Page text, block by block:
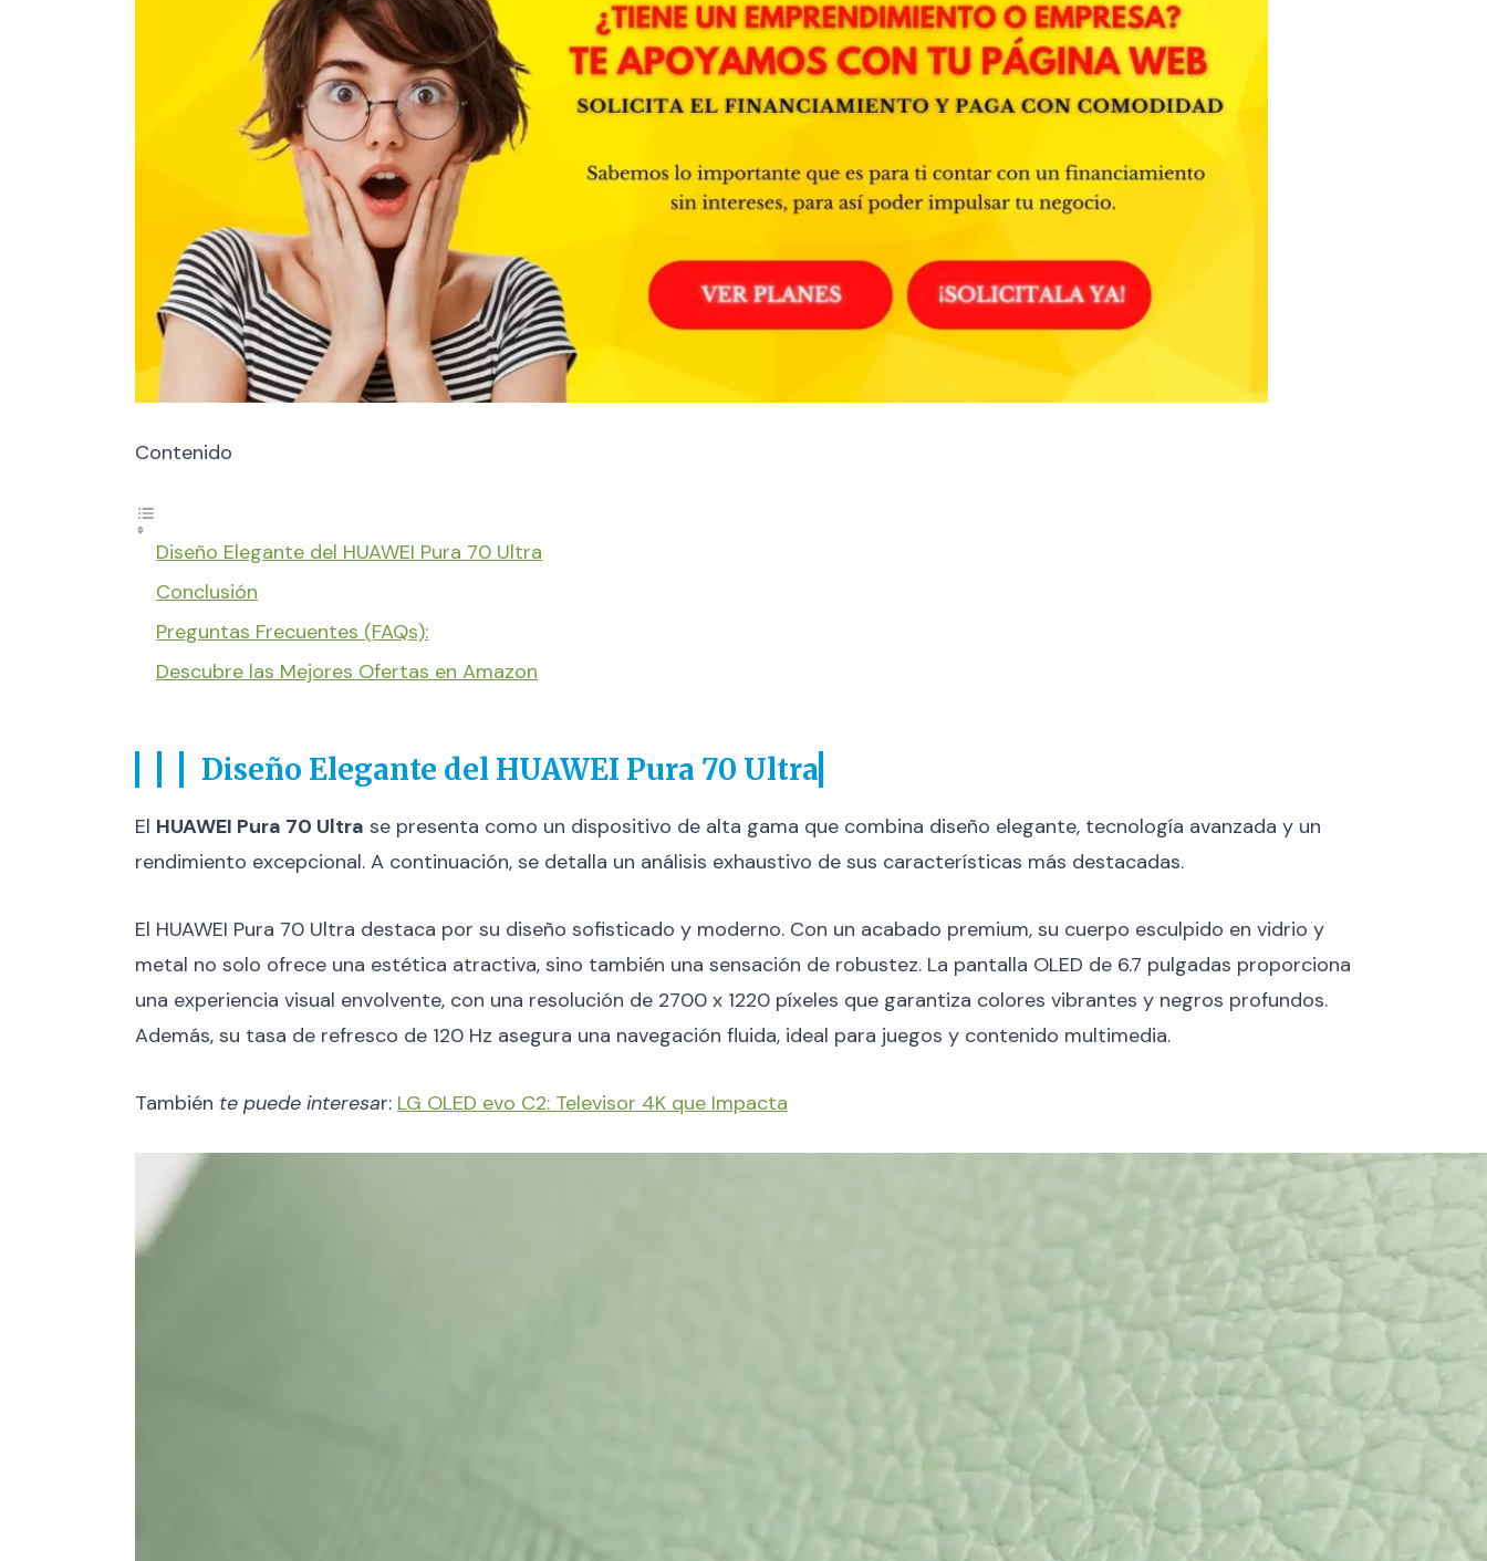
Contenido
Diseño Elegante del HUAWEI Pura 70 Ultra
Conclusión
Preguntas Frecuentes (FAQs):
Descubre las Mejores Ofertas en Amazon
Diseño Elegante del HUAWEI Pura 70 Ultra
El HUAWEI Pura 70 Ultra se presenta como un dispositivo de alta gama que combina diseño elegante, tecnología avanzada y un
rendimiento excepcional. A continuación, se detalla un análisis exhaustivo de sus características más destacadas.
El HUAWEI Pura 70 Ultra destaca por su diseño sofisticado y moderno. Con un acabado premium, su cuerpo esculpido en vidrio y
metal no solo ofrece una estética atractiva, sino también una sensación de robustez. La pantalla OLED de 6.7 pulgadas proporciona
una experiencia visual envolvente, con una resolución de 2700 x 1220 píxeles que garantiza colores vibrantes y negros profundos.
Además, su tasa de refresco de 120 Hz asegura una navegación fluida, ideal para juegos y contenido multimedia.
También te puede interesar: LG OLED evo C2: Televisor 4K que Impacta